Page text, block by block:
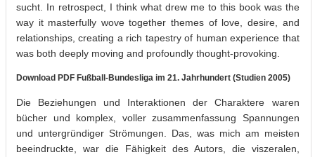
sucht. In retrospect, I think what drew me to this book was the
way it masterfully wove together themes of love, desire, and
relationships, creating a rich tapestry of human experience that
was both deeply moving and profoundly thought-provoking.
Download PDF Fußball-Bundesliga im 21. Jahrhundert (Studien 2005)
Die Beziehungen und Interaktionen der Charaktere waren
bücher und komplex, voller zusammenfassung Spannungen
und untergründiger Strömungen. Das, was mich am meisten
beeindruckte, war die Fähigkeit des Autors, die viszeralen,